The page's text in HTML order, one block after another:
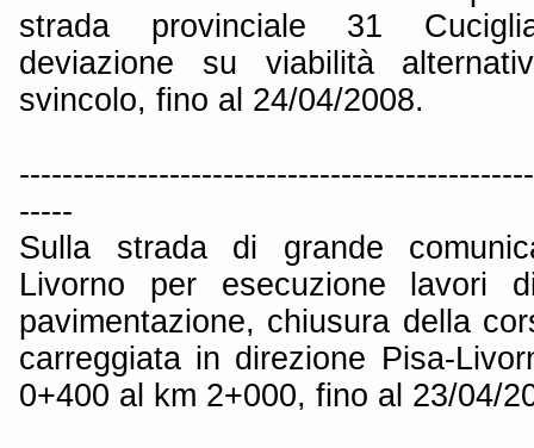
strada provinciale 31
deviazione su viabilità
svincolo, fino al 24/04/2008.
-----
Sulla strada di grande
Livorno per esecuzione lavori
pavimentazione, chiusura della
carreggiata in direzione Pisa-
0+400 al km 2+000, fino al 23/04/